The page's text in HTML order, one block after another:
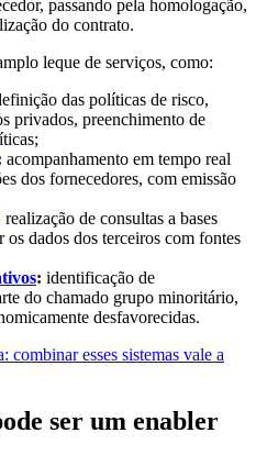
passando pela homologação,
do contrato.
leque de serviços, como:
das políticas de risco,
privados, preenchimento de
acompanhamento em tempo real
dos fornecedores, com emissão
realização de consultas a bases
dados dos terceiros com fontes
: identificação de
do chamado grupo minoritário,
desfavorecidas.
combinar esses sistemas vale a
ser um enabler